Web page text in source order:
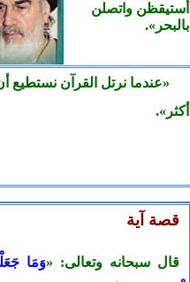
أستيقظن واتصلن
بالبحر ».
«عندما نرتل القرآن نستطيع
أكثر».
قصة آية
قال سبحانه وتعالى: «وَمَا